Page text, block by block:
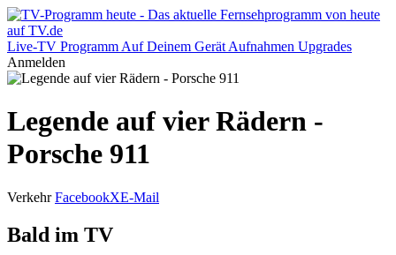
Live-TV Programm Auf Deinem Gerät Aufnahmen Upgrades
Anmelden
Legende auf vier Rädern -
Porsche 911
Verkehr FacebookXE-Mail
Bald im TV